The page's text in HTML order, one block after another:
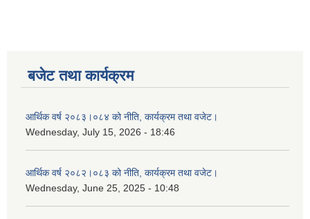
बजेट तथा कार्यक्रम
आर्थिक वर्ष २०८३।०८४ को नीति, कार्यक्रम तथा वजेट।
Wednesday, July 15, 2026 - 18:46
आर्थिक वर्ष २०८२।०८३ को नीति, कार्यक्रम तथा वजेट।
Wednesday, June 25, 2025 - 10:48